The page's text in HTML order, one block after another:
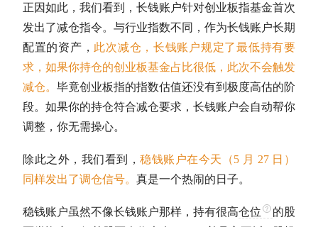
正因如此，我们看到，长钱账户针对创业板指基金首次
发出了减仓指令。与行业指数不同，作为长钱账户长期
配置的资产， 此次减仓，长钱账户规定了最低持有要
求，如果你持仓的创业板基金占比很低，此次不会触发
减仓。 毕竟创业板指的指数估值还没有到极度高估的阶
段。如果你的持仓符合减仓要求，长钱账户会自动帮你
调整，你无需操心。
除此之外，我们看到，稳钱账户在今天（5 月 27 日）
同样发出了调仓信号。 真是一个热闹的日子。
稳钱账户虽然不像长钱账户那样，持有很高仓位
的股